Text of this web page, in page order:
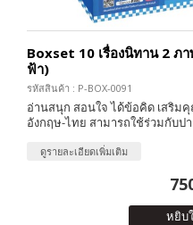
Boxset 10 เรื่องนิทาน 2 ภ
ฟ้า)
รหัสสินค้า : P-BOX-0091
อ่านสนุก สอนใจ ได้ข้อคิด เสริม
อังกฤษ-ไทย สามารถใช้ร่วมกับป
ดูรายละเอียดเพิ่มเติม
หยิบ